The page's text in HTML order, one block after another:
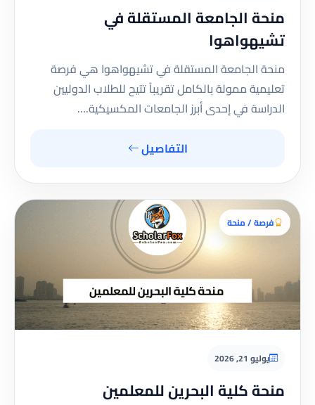
منحة الجامعة المستقلة في
تشيهواهوا
منحة الجامعة المستقلة في تشيهواهوا هي فرصة
تعليمية ممولة بالكامل تقريباً تتيح للطلاب الدوليين
الدراسة في إحدى أبرز الجامعات المكسيكية.…
التفاصيل
فرصة / منحة
يوليو 21, 2026
منحة كلية البحرين للمعلمين